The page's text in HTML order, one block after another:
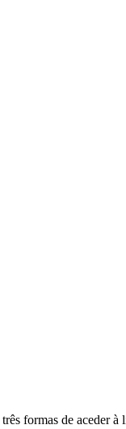
três formas de aceder à